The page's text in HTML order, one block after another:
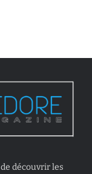
découvrir les